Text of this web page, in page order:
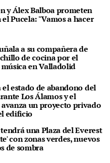
y Álex Balboa prometen
Pucela: "Vamos a hacer
a su compañera de
de cocina por el
en Valladolid
el estado de abandono del
Los Álamos y el
un proyecto privado
edificio
una Plaza del Everest
con zonas verdes, nuevos
de sombra